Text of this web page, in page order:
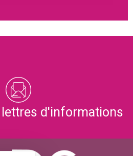
lettres d'informations